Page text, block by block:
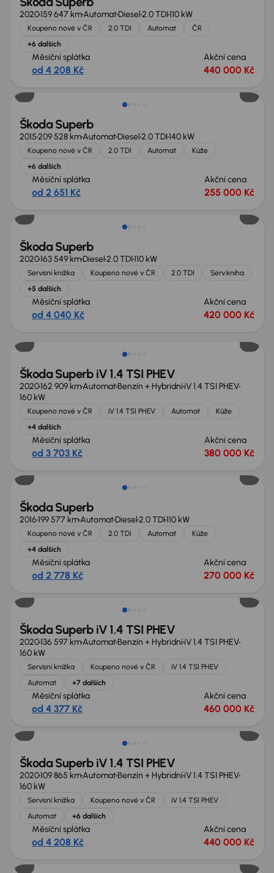
2020159 647 kmAutomatDiesel2.0 TDI110 kW
Koupeno nové v ČR 2.0 TDI Automat
ČR
+6 dalších
Měsíční splátka
od 4 208 Kč
Akční cena
440 000 Kč
Zlevněno o 15 000 Kč
Škoda Superb
2015209 528 kmAutomatDiesel2.0 TDI140 kW
Koupeno nové v ČR 2.0 TDI Automat
Kůže
+6 dalších
Měsíční splátka
od 2 651 Kč
Akční cena
255 000 Kč
Škoda Superb
2020163 549 kmDiesel2.0 TDI110 kW
Servisní knížka Koupeno nové v ČR 2.0 TDI
Serv.kniha
+5 dalších
Měsíční splátka
od 4 040 Kč
Akční cena
420 000 Kč
Škoda Superb iV 1.4 TSI PHEV
2020162 909 kmAutomatBenzín + HybridníiV 1.4 TSI PHEV
160 kW
Koupeno nové v ČR iV 1.4 TSI PHEV Automat
Kůže
+4 dalších
Měsíční splátka
od 3 703 Kč
Akční cena
380 000 Kč
Zlevněno o 20 000 Kč
Škoda Superb
2016199 577 kmAutomatDiesel2.0 TDI110 kW
Koupeno nové v ČR 2.0 TDI Automat
Kůže
+4 dalších
Měsíční splátka
od 2 778 Kč
Akční cena
270 000 Kč
Nově v nabídce
Škoda Superb iV 1.4 TSI PHEV
2020136 597 kmAutomatBenzín + HybridníiV 1.4 TSI PHEV
160 kW
Servisní knížka Koupeno nové v ČR
iV 1.4 TSI PHEV
Automat
+7 dalších
Měsíční splátka
od 4 377 Kč
Akční cena
460 000 Kč
Škoda Superb iV 1.4 TSI PHEV
2020109 865 kmAutomatBenzín + HybridníiV 1.4 TSI PHEV
160 kW
Servisní knížka Koupeno nové v ČR
iV 1.4 TSI PHEV
Automat
+6 dalších
Měsíční splátka
od 4 208 Kč
Akční cena
440 000 Kč
Zlevněno o 10 000 Kč